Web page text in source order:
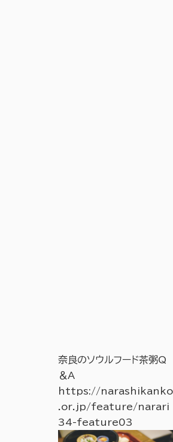
奈良のソウルフード茶粥Q
＆A
https://narashikanko
.or.jp/feature/narari
34-feature03